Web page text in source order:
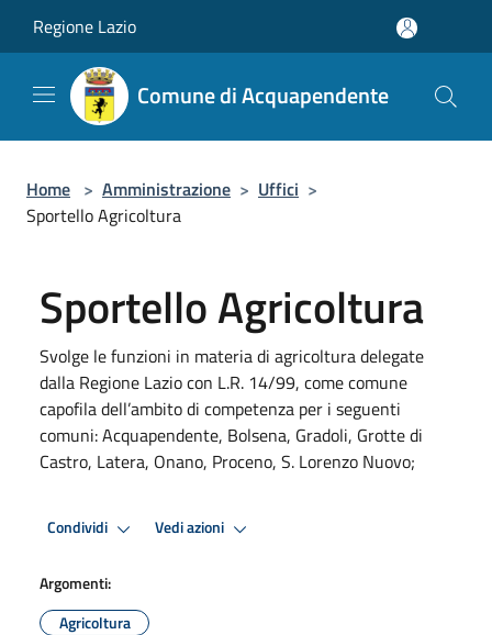
Regione Lazio
Comune di Acquapendente
Home > Amministrazione > Uffici >
Sportello Agricoltura
Sportello Agricoltura
Svolge le funzioni in materia di agricoltura delegate
dalla Regione Lazio con L.R. 14/99, come comune
capofila dell’ambito di competenza per i seguenti
comuni: Acquapendente, Bolsena, Gradoli, Grotte di
Castro, Latera, Onano, Proceno, S. Lorenzo Nuovo;
Condividi Vedi azioni
Argomenti:
Agricoltura